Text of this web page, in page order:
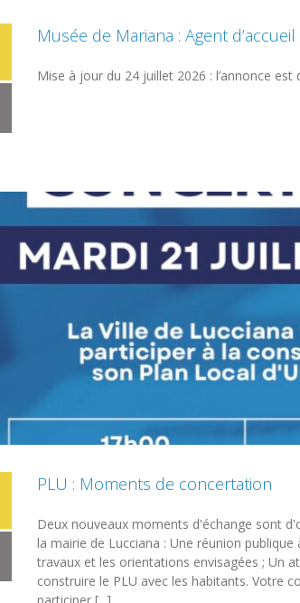
Musée de Mariana : Agent
Mise à jour du 24 juillet 2026 : l’annonce est
PLU : Moments de concertation
Deux nouveaux moments d'échange sont
la mairie de Lucciana : Une réunion
travaux et les orientations envisagées ; Un
construire le PLU avec les habitants. Votre